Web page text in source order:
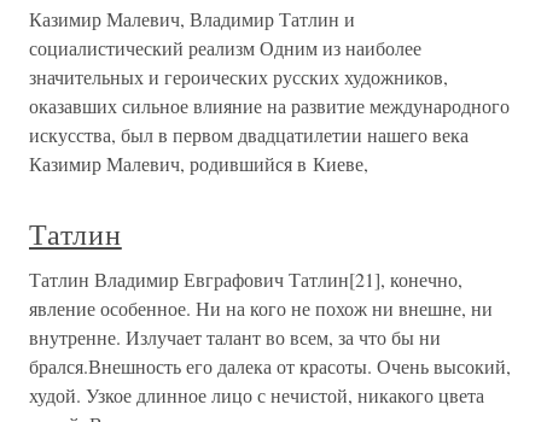
Казимир Малевич, Владимир Татлин и
социалистический реализм Одним из наиболее
значительных и героических русских художников,
оказавших сильное влияние на развитие международного
искусства, был в первом двадцатилетии нашего века
Казимир Малевич, родившийся в Киеве,
Татлин
Татлин Владимир Евграфович Татлин[21], конечно,
явление особенное. Ни на кого не похож ни внешне, ни
внутренне. Излучает талант во всем, за что бы ни
брался.Внешность его далека от красоты. Очень высокий,
худой. Узкое длинное лицо с нечистой, никакого цвета